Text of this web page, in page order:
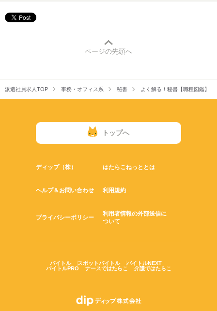
ページの先頭へ
派遣社員求人TOP 事務・オフィス系 秘書 よく解る！秘書【職種図鑑】
トップへ
ディップ（株） はたらこねっととは
ヘルプ＆お問い合わせ 利用規約
プライバシーポリシー
利用者情報の外部送信に
ついて
バイトル スポットバイトル
バイトルNEXT
バイトルPRO
ナースではたらこ 介護ではたらこ